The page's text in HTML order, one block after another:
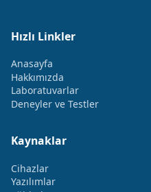
Hızlı Linkler
Anasayfa
Hakkımızda
Laboratuvarlar
Deneyler ve Testler
Kaynaklar
Cihazlar
Yazılımlar